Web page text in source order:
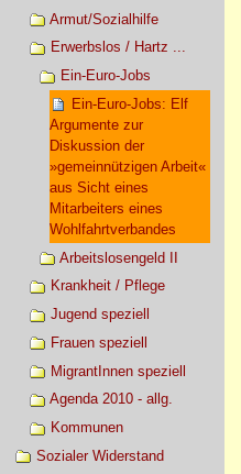
Armut/Sozialhilfe
Erwerbslos / Hartz ...
Ein-Euro-Jobs
Ein-Euro-Jobs: Elf
Argumente zur
Diskussion der
»gemeinnützigen Arbeit«
aus Sicht eines
Mitarbeiters eines
Wohlfahrtverbandes
Arbeitslosengeld II
Krankheit / Pflege
Jugend speziell
Frauen speziell
MigrantInnen speziell
Agenda 2010 - allg.
Kommunen
Sozialer Widerstand